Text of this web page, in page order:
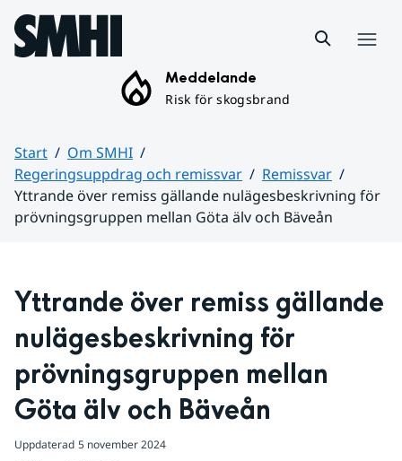
Hoppa till sidans innehåll
Meddelande
Risk för skogsbrand
Start
Om SMHI
Regeringsuppdrag och remissvar
Remissvar
Yttrande över remiss gällande nulägesbeskrivning för
prövningsgruppen mellan Göta älv och Bäveån
Yttrande över remiss gällande
nulägesbeskrivning för
prövningsgruppen mellan
Göta älv och Bäveån
Uppdaterad 5 november 2024